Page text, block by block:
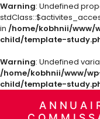
Warning: Undefined
in /home/kobhnii/www/
child/template-
Warning: Undefined
/home/kobhnii/www/
child/template-